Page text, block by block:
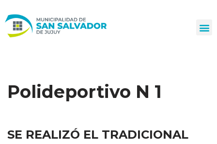
al
Polideportivo N 1
SE REALIZÓ EL TRADICIONAL